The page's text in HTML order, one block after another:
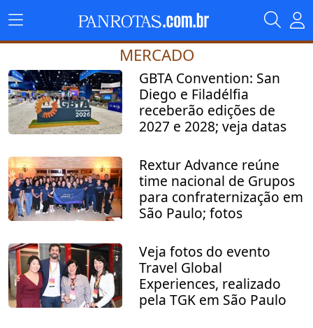
MERCADO
GBTA Convention: San
Diego e Filadélfia
receberão edições de
2027 e 2028; veja datas
Rextur Advance reúne
time nacional de Grupos
para confraternização em
São Paulo; fotos
Veja fotos do evento
Travel Global
Experiences, realizado
pela TGK em São Paulo